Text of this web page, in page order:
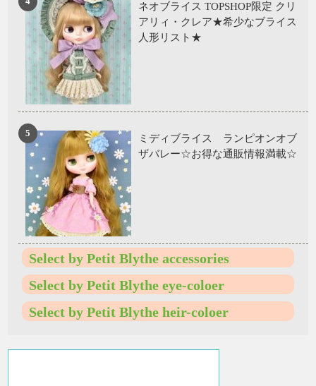
ネオブライス TOPSHOP限定 クリ
アリィ・クレア★希少なブライス
人形リスト★
ミディブライス ランピオンオブ
ザバレー☆お得な通販情報満載☆
Select by Petit Blythe accessories
Select by Petit Blythe eye-coloer
Select by Petit Blythe heir-coloer